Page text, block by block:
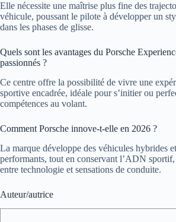
Elle nécessite une maîtrise plus fine des
véhicule, poussant le pilote à développer un
dans les phases de glisse.
Quels sont les avantages du Porsche
passionnés ?
Ce centre offre la possibilité de vivre une
sportive encadrée, idéale pour s’initier ou
compétences au volant.
Comment Porsche innove-t-elle en 2026 ?
La marque développe des véhicules hybrides
performants, tout en conservant l’ADN
entre technologie et sensations de conduite.
Auteur/autrice